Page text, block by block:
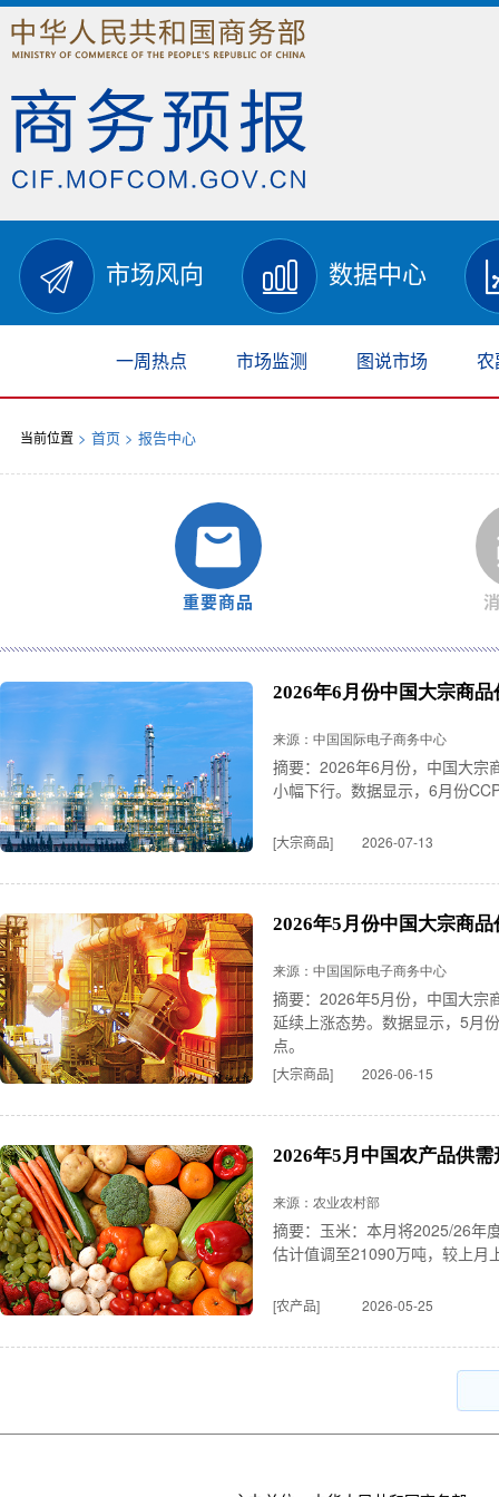
市场风向 数据中心
一周热点 市场监测 图说市场 农
当前位置 > 首页 > 报告中心
重要商品
2026年6月份中国大宗商
来源：中国国际电子商务中心
摘要：2026年6月份，中国大宗
小幅下行。数据显示，6月份
[大宗商品] 2026-07-13
2026年5月份中国大宗商
来源：中国国际电子商务中心
摘要：2026年5月份，中国大宗
延续上涨态势。数据显示，5月
点。
[大宗商品] 2026-06-15
2026年5月中国农产品供
来源：农业农村部
摘要：玉米：本月将2025/26年
估计值调至21090万吨，较上月
[农产品] 2026-05-25